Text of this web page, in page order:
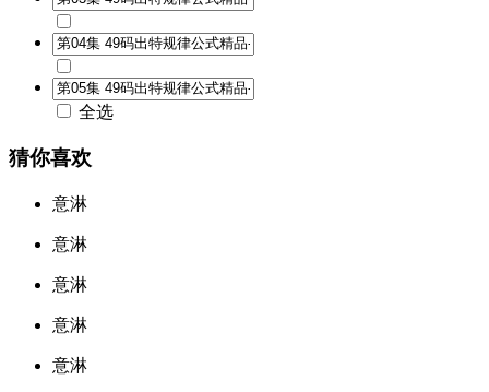
全选
猜你喜欢
意淋
意淋
意淋
意淋
意淋